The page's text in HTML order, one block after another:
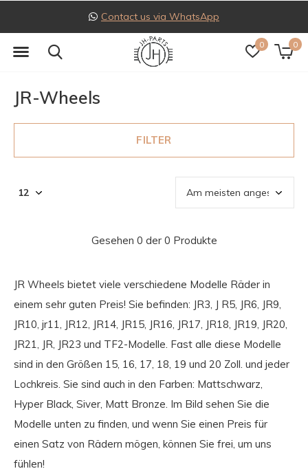
0 0
Contact us via WhatsApp
JR-Wheels
FILTER
Gesehen 0 der 0 Produkte
JR Wheels bietet viele verschiedene Modelle Räder in
einem sehr guten Preis! Sie befinden: JR3, J R5, JR6, JR9,
JR10, jr11, JR12, JR14, JR15, JR16, JR17, JR18, JR19, JR20,
JR21, JR, JR23 und TF2-Modelle. Fast alle diese Modelle
sind in den Größen 15, 16, 17, 18, 19 und 20 Zoll. und jeder
Lochkreis. Sie sind auch in den Farben: Mattschwarz,
Hyper Black, Siver, Matt Bronze. Im Bild sehen Sie die
Modelle unten zu finden, und wenn Sie einen Preis für
einen Satz von Rädern mögen, können Sie frei, um uns
fühlen!